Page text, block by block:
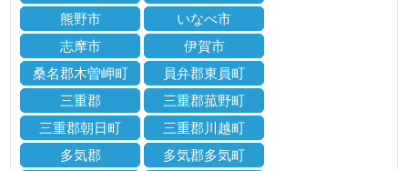
熊野市
いなべ市
志摩市
伊賀市
桑名郡木曽岬町
員弁郡東員町
三重郡
三重郡菰野町
三重郡朝日町
三重郡川越町
多気郡
多気郡多気町